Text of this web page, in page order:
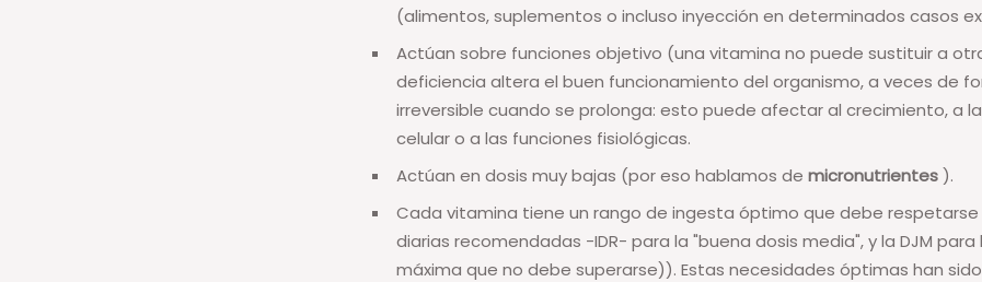
(alimentos, suplementos o incluso inyección en determinados casos
Actúan sobre funciones objetivo (una vitamina no puede sustituir a
deficiencia altera el buen funcionamiento del organismo, a veces de
irreversible cuando se prolonga: esto puede afectar al crecimiento, a
celular o a las funciones fisiológicas.
Actúan en dosis muy bajas (por eso hablamos de micronutrientes).
Cada vitamina tiene un rango de ingesta óptimo que debe
diarias recomendadas -IDR- para la "buena dosis media", y la DJM para
máxima que no debe superarse)). Estas necesidades óptimas han